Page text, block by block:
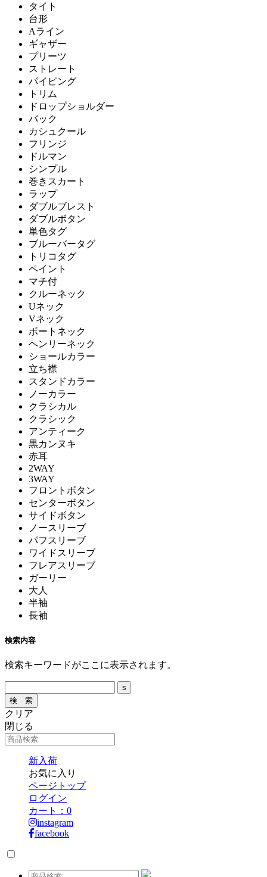
タイト
台形
Aライン
ギャザー
プリーツ
ストレート
パイピング
トリム
ドロップショルダー
バック
カシュクール
フリンジ
ドルマン
シンプル
巻きスカート
ラップ
ダブルブレスト
ダブルボタン
単色タグ
ブルーバータグ
トリコタグ
ペイント
マチ付
クルーネック
Uネック
Vネック
ボートネック
ヘンリーネック
ショールカラー
立ち襟
スタンドカラー
ノーカラー
クラシカル
クラシック
アンティーク
黒カンヌキ
赤耳
2WAY
3WAY
フロントボタン
センターボタン
サイドボタン
ノースリーブ
パフスリーブ
ワイドスリーブ
フレアスリーブ
ガーリー
大人
半袖
長袖
検索内容
検索キーワードがここに表示されます。
クリア
閉じる
新入荷
お気に入り
ページトップ
ログイン
カート： 0
instagram
facebook